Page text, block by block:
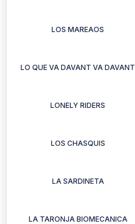
LOS MAREAOS
LO QUE VA DAVANT VA DAVANT
LONELY RIDERS
LOS CHASQUIS
LA SARDINETA
LA TARONJA BIOMECANICA